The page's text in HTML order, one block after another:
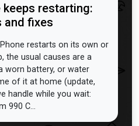
keeps restarting:
and fixes
restarts on its own or
the usual causes are a
worn battery, or water
of it at home (update,
handle while you wait:
990 C...